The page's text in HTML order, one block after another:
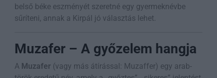
belső béke eszményét szeretné egy gyermeknévbe
sűríteni, annak a Kirpál jó választás lehet.
Muzafer – A győzelem hangja
A Muzafer (vagy más átírással: Muzaffer) egy arab-